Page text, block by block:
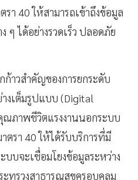
า 40 ให้สามารถเข้าถึงข้อมูล
ได้อย่างรวดเร็ว ปลอดภัย
ก้าวสำคัญของการยกระดับ
งเต็มรูปแบบ (Digital
ภาพชีวิตแรงงานนอกระบบ
รา 40 ให้ได้รับบริการที่มี
บจะเชื่อมโยงข้อมูลระหว่าง
ทรวงสาธารณสุขครอบคลุม